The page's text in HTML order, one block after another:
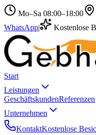
Mo–Sa 08:00–18:00
WhatsApp| Kostenlose
Start
Leistungen
GeschäftskundenReferenzen
Unternehmen
KontaktKostenlose